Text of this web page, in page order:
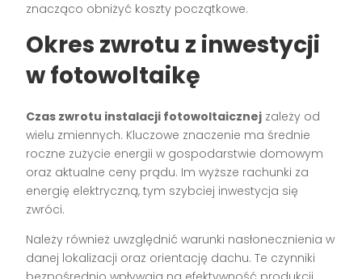
znacząco obniżyć koszty początkowe.
Okres zwrotu z inwestycji
w fotowoltaikę
Czas zwrotu instalacji fotowoltaicznej zależy od
wielu zmiennych. Kluczowe znaczenie ma średnie
roczne zużycie energii w gospodarstwie domowym
oraz aktualne ceny prądu. Im wyższe rachunki za
energię elektryczną, tym szybciej inwestycja się
zwróci.
Należy również uwzględnić warunki nasłonecznienia w
danej lokalizacji oraz orientację dachu. Te czynniki